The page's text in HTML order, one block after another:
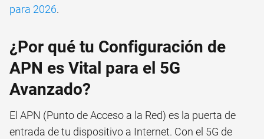
para 2026.
¿Por qué tu Configuración de
APN es Vital para el 5G
Avanzado?
El APN (Punto de Acceso a la Red) es la puerta de
entrada de tu dispositivo a Internet. Con el 5G de